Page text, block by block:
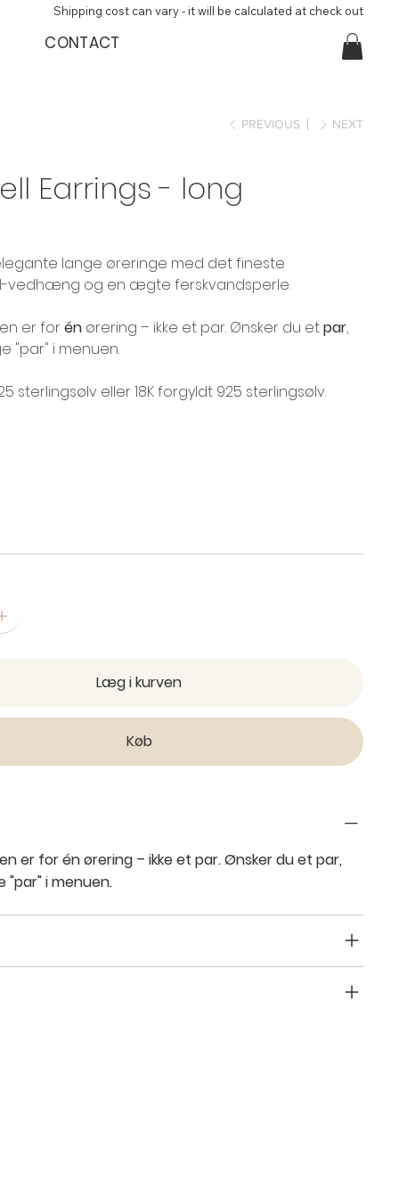
CONTACT
Shipping cost can vary - it will be calculated at check out
PREVIOUS NEXT
Earrings - long
lange øreringe med det fineste
vedhæng og en ægte ferskvandsperle.
er forén ørering – ikke et par. Ønsker du etpar,
"par" i menuen.
sterlingsølv eller 18K forgyldt 925 sterlingsølv.
Læg i kurven
Køb
er forénørering – ikke et par. Ønsker du etpar,
"par" i menuen.